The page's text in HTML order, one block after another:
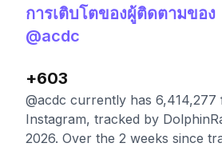
การเติบโตของผู้ติดตามของ
@acdc
+603
@acdc currently has
Instagram, tracked by
2026. Over the 2 weeks since